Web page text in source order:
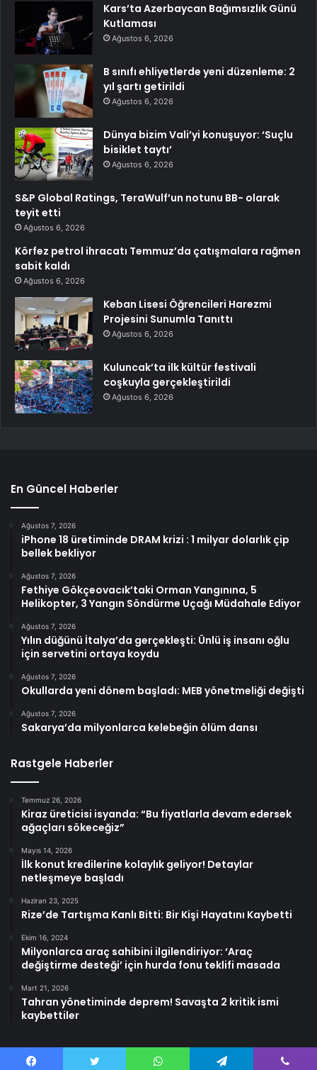
Kars’ta Azerbaycan Bağımsızlık Günü
Kutlaması
Ağustos 6, 2026
B sınıfı ehliyetlerde yeni düzenleme: 2
yıl şartı getirildi
Ağustos 6, 2026
Dünya bizim Vali’yi konuşuyor: ‘Suçlu
bisiklet taytı’
Ağustos 6, 2026
S&P Global Ratings, TeraWulf’un notunu BB- olarak
teyit etti
Ağustos 6, 2026
Körfez petrol ihracatı Temmuz’da çatışmalara rağmen
sabit kaldı
Ağustos 6, 2026
Keban Lisesi Öğrencileri Harezmi
Projesini Sunumla Tanıttı
Ağustos 6, 2026
Kuluncak’ta ilk kültür festivali
coşkuyla gerçekleştirildi
Ağustos 6, 2026
En Güncel Haberler
Ağustos 7, 2026
iPhone 18 üretiminde DRAM krizi : 1 milyar dolarlık çip
bellek bekliyor
Ağustos 7, 2026
Fethiye Gökçeovacık’taki Orman Yangınına, 5
Helikopter, 3 Yangın Söndürme Uçağı Müdahale Ediyor
Ağustos 7, 2026
Yılın düğünü İtalya’da gerçekleşti: Ünlü iş insanı oğlu
için servetini ortaya koydu
Ağustos 7, 2026
Okullarda yeni dönem başladı: MEB yönetmeliği değişti
Ağustos 7, 2026
Sakarya’da milyonlarca kelebeğin ölüm dansı
Rastgele Haberler
Temmuz 26, 2026
Kiraz üreticisi isyanda: “Bu fiyatlarla devam edersek
ağaçları sökeceğiz”
Mayıs 14, 2026
İlk konut kredilerine kolaylık geliyor! Detaylar
netleşmeye başladı
Haziran 23, 2025
Rize’de Tartışma Kanlı Bitti: Bir Kişi Hayatını Kaybetti
Ekim 16, 2024
Milyonlarca araç sahibini ilgilendiriyor: ‘Araç
değiştirme desteği’ için hurda fonu teklifi masada
Mart 21, 2026
Tahran yönetiminde deprem! Savaşta 2 kritik ismi
kaybettiler